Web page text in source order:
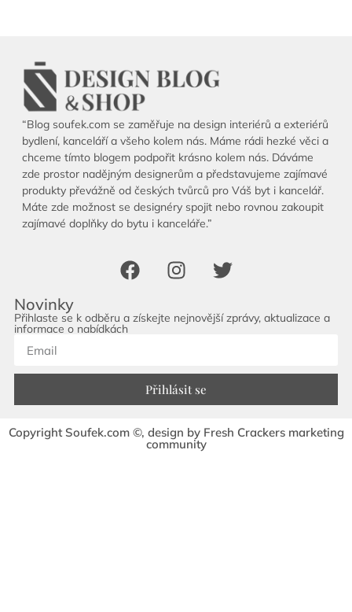
“Blog soufek.com se zaměřuje na design interiérů a exteriérů
bydlení, kanceláří a všeho kolem nás. Máme rádi hezké věci a
chceme tímto blogem podpořit krásno kolem nás. Dáváme
zde prostor nadějným designerům a představujeme zajímavé
produkty převážně od českých tvůrců pro Váš byt i kancelář.
Máte zde možnost se designéry spojit nebo rovnou zakoupit
zajímavé doplňky do bytu i kanceláře.”
Novinky
Přihlaste se k odběru a získejte nejnovější zprávy, aktualizace a
informace o nabídkách
Přihlásit se
Copyright Soufek.com ©, design by Fresh Crackers marketing
community